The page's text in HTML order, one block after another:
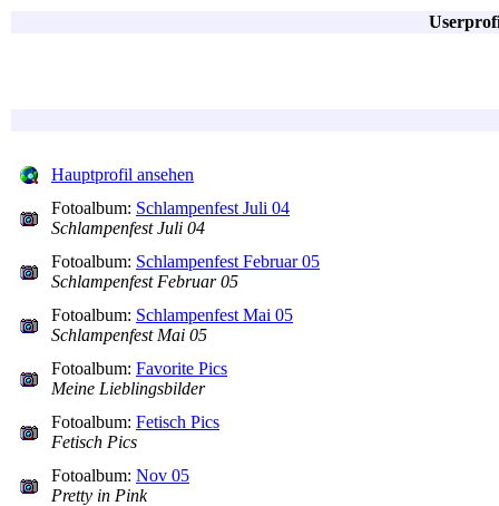
Hauptprofil ansehen
Fotoalbum: Schlampenfest Juli 04
Schlampenfest Juli 04
Fotoalbum: Schlampenfest Februar 05
Schlampenfest Februar 05
Fotoalbum: Schlampenfest Mai 05
Schlampenfest Mai 05
Fotoalbum: Favorite Pics
Meine Lieblingsbilder
Fotoalbum: Fetisch Pics
Fetisch Pics
Fotoalbum: Nov 05
Pretty in Pink